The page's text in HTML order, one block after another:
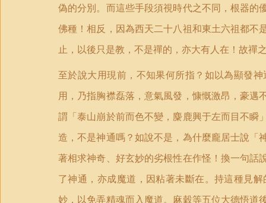
偽的分別。而這些手段須視時代之不同，根器
佛種！相反，因為西天二十八祖和東土六祖都
止，以後只是教，不是禪的，亦大有人在！故禪
至於說大用現前，不知果何所指？如以為顯發
用，乃指胸襟磊落，意氣風發，慷慨激昂，豪
謂「泰山崩於前而色不變，麋鹿興于左而目不
造，不是神通嗎？如說不是，為什麼龐居士說
著相求神奇、好玄妙的劣根性在作怪！換一句
了神通，亦成魔道，因粘著未斷在。持這種見
妙，以免弄精魂而入魔道。麻穀等五位大德悟